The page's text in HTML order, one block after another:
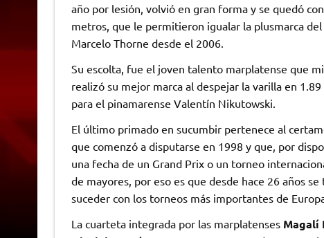
año por lesión, volvió en gran forma y se quedó
metros, que le permitieron igualar la plusmarca
Marcelo Thorne desde el 2006.
Su escolta, fue el joven talento marplatense que
realizó su mejor marca al despejar la varilla en
para el pinamarense Valentín Nikutowski.
El último primado en sucumbir pertenece al
que comenzó a disputarse en 1998 y que, por
una fecha de un Grand Prix o un torneo
de mayores, por eso es que desde hace 26 años
suceder con los torneos más importantes de
La cuarteta integrada por las marplatenses Magalí